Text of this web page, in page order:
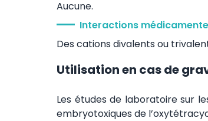
Aucune.
Interactions
Des cations divalents ou
Utilisation en cas de
Les études de laboratoire sur
embryotoxiques de